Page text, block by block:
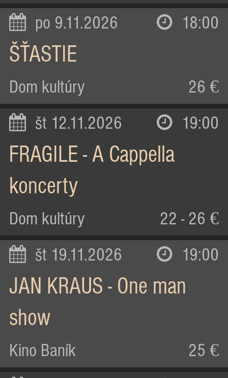
po 9.11.2026 18:00
ŠŤASTIE
Dom kultúry 26 €
št 12.11.2026 19:00
FRAGILE - A Cappella
koncerty
Dom kultúry 22 - 26 €
št 19.11.2026 19:00
JAN KRAUS - One man
show
Kino Baník 25 €